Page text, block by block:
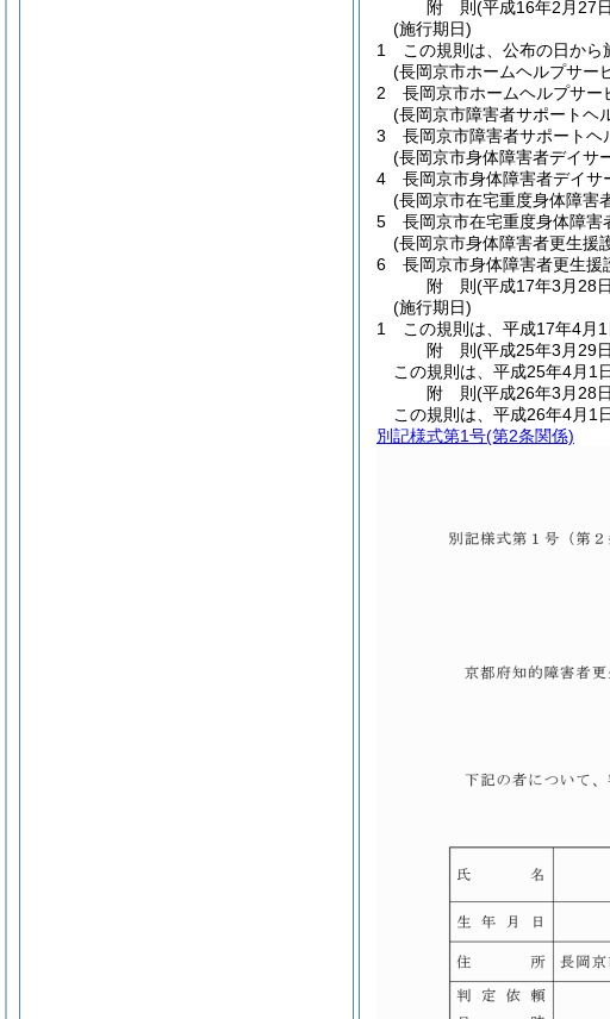
附 則(平成16年2月27
(施行期日)
1
この規則は、公布の日から
(長岡京市ホームヘルプサー
2
長岡京市ホームヘルプサー
(長岡京市障害者サポートヘ
3
長岡京市障害者サポートヘ
(長岡京市身体障害者デイサ
4
長岡京市身体障害者デイサ
(長岡京市在宅重度身体障害
5
長岡京市在宅重度身体障害
(長岡京市身体障害者更生援
6
長岡京市身体障害者更生援
附 則(平成17年3月28
(施行期日)
1
この規則は、平成17年4月1
附 則(平成25年3月29
この規則は、平成25年4月1
附 則(平成26年3月28
この規則は、平成26年4月1
別記様式第1号(第2条関係)